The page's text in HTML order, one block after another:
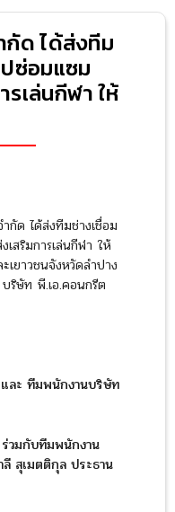
กัด ได้ส่งทีม
ซ่อมแซม
เล่นกีฬา ให้
กัด ได้ส่งทีมช่างเชื่อม
สริมการเล่นกีฬา ให้
เยาวชนจังหวัดลำปาง
ริษัท พี.เอ.คอนกรีต
ละ ทีมพนักงานบริษัท
วมกับทีมพนักงาน
สุเมตติกุล ประธาน